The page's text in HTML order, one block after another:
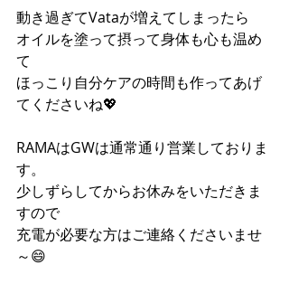
動き過ぎてVataが増えてしまったら
オイルを塗って摂って身体も心も温め
て
ほっこり自分ケアの時間も作ってあげ
てくださいね💖
RAMAはGWは通常通り営業しておりま
す。
少しずらしてからお休みをいただきま
すので
充電が必要な方はご連絡くださいませ
～😄